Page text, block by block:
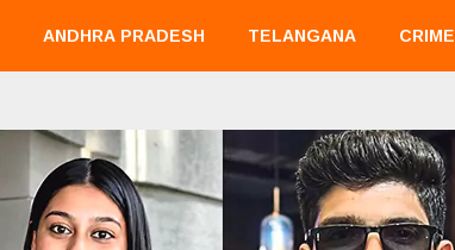
ANDHRA PRADESH TELANGANA CRIME